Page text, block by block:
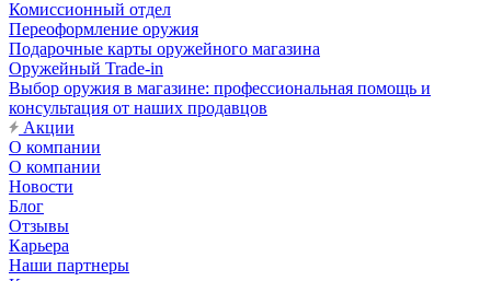
Комиссионный отдел
Переоформление оружия
Подарочные карты оружейного магазина
Оружейный Trade-in
Выбор оружия в магазине: профессиональная помощь и
консультация от наших продавцов
Акции
О компании
О компании
Новости
Блог
Отзывы
Карьера
Наши партнеры